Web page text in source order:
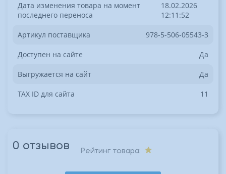
Дата изменения товара на момент
последнего переноса
18.02.2026
12:11:52
Артикул поставщика 978-5-506-05543-3
Доступен на сайте Да
Выгружается на сайт Да
TAX ID для сайта 11
0 отзывов Рейтинг товара: